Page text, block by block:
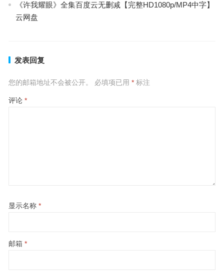
《许我耀眼》全集百度云无删减【完整HD1080p/MP4中字】
云网盘
发表回复
您的邮箱地址不会被公开。 必填项已用 *标注
评论 *
显示名称 *
邮箱 *